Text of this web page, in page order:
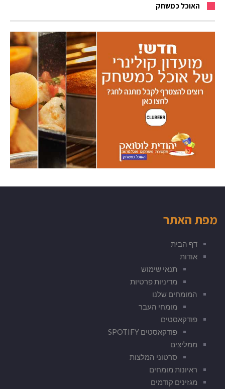
האוכל כמשחק
מפת האתר
דף הבית
אודות
תנאי שימוש
מדיניות פרטיות
המומחים שלנו
מומחי העבר
פודקאסטים
פודקאסטים SPOTIFY
ממליצים
סרטוני המלצות
ראיונות מומחים
מגזינים קודמים